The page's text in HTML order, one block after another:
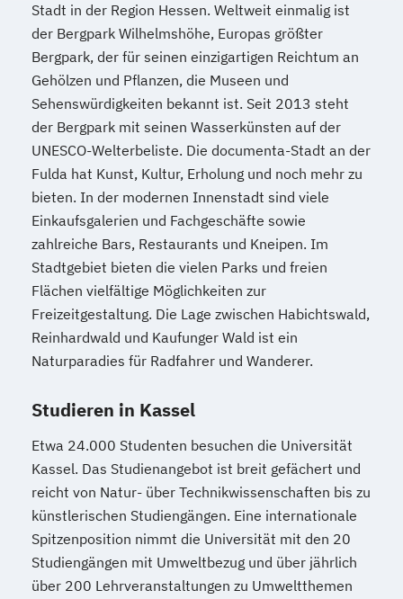
Stadt in der Region Hessen. Weltweit einmalig ist
der Bergpark Wilhelmshöhe, Europas größter
Bergpark, der für seinen einzigartigen Reichtum an
Gehölzen und Pflanzen, die Museen und
Sehenswürdigkeiten bekannt ist. Seit 2013 steht
der Bergpark mit seinen Wasserkünsten auf der
UNESCO-Welterbeliste. Die documenta-Stadt an der
Fulda hat Kunst, Kultur, Erholung und noch mehr zu
bieten. In der modernen Innenstadt sind viele
Einkaufsgalerien und Fachgeschäfte sowie
zahlreiche Bars, Restaurants und Kneipen. Im
Stadtgebiet bieten die vielen Parks und freien
Flächen vielfältige Möglichkeiten zur
Freizeitgestaltung. Die Lage zwischen Habichtswald,
Reinhardwald und Kaufunger Wald ist ein
Naturparadies für Radfahrer und Wanderer.
Studieren in Kassel
Etwa 24.000 Studenten besuchen die Universität
Kassel. Das Studienangebot ist breit gefächert und
reicht von Natur- über Technikwissenschaften bis zu
künstlerischen Studiengängen. Eine internationale
Spitzenposition nimmt die Universität mit den 20
Studiengängen mit Umweltbezug und über jährlich
über 200 Lehrveranstaltungen zu Umweltthemen